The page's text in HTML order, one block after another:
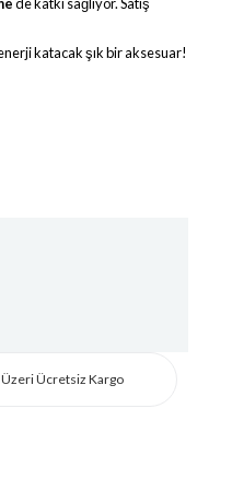
katacak şık bir aksesuar!
Ücretsiz Kargo